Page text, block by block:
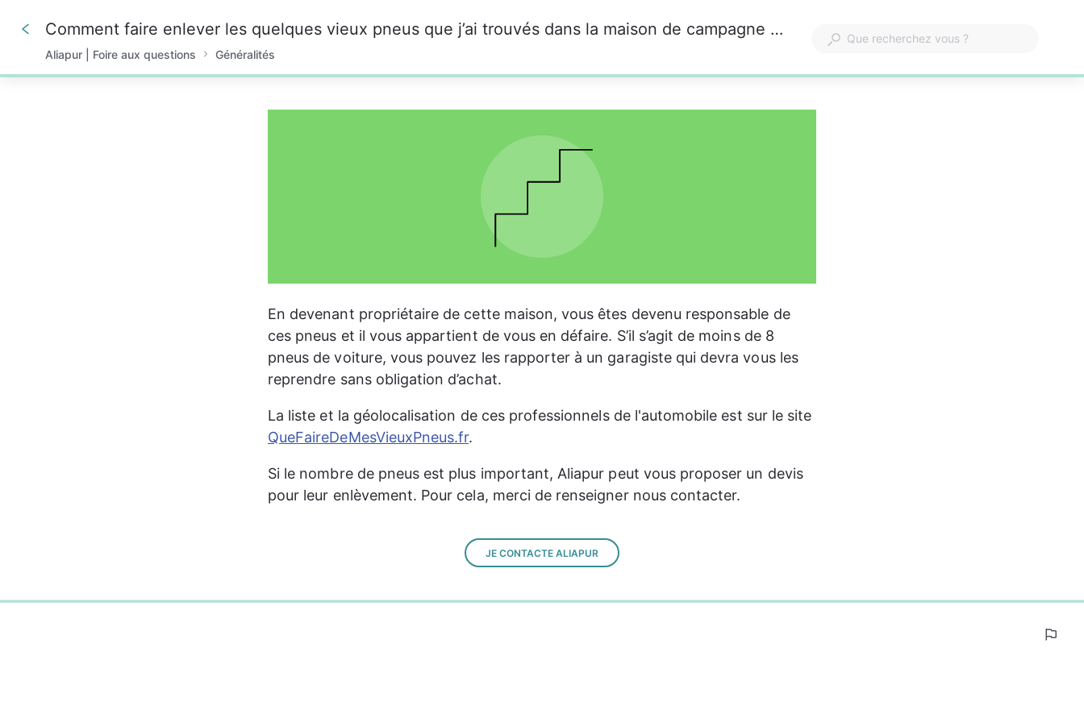
0%
Comment faire enlever les quelques vieux pneus que j’ai trouvés dans la maison de campagne que je viens d’acheter ?
Aliapur | Foire aux questions Généralités
En devenant propriétaire de cette maison, vous êtes devenu responsable de
ces pneus et il vous appartient de vous en défaire. S’il s’agit de moins de 8
pneus de voiture, vous pouvez les rapporter à un garagiste qui devra vous les
reprendre sans obligation d’achat.
La liste et la géolocalisation de ces professionnels de l'automobile est sur le site
QueFaireDeMesVieuxPneus.fr.
Si le nombre de pneus est plus important, Aliapur peut vous proposer un devis
pour leur enlèvement. Pour cela, merci de renseigner nous contacter.
JE CONTACTE ALIAPUR
0%